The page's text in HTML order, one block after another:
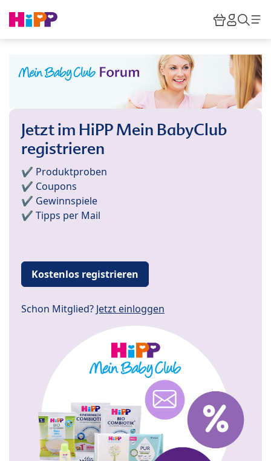
HiPP
Jetzt im HiPP Mein BabyClub
registrieren
✔️ Produktproben
✔️ Coupons
✔️ Gewinnspiele
✔️ Tipps per Mail
Kostenlos registrieren
Schon Mitglied? Jetzt einloggen